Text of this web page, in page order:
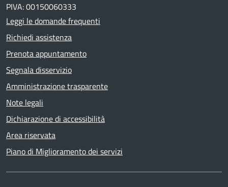
PIVA: 00150060333
Leggi le domande frequenti
Richiedi assistenza
Prenota appuntamento
Segnala disservizio
Amministrazione trasparente
Note legali
Dichiarazione di accessibilità
Area riservata
Piano di Miglioramento dei servizi